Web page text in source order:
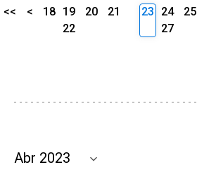
<< < 18 19 20
21
22
23 24 25
27